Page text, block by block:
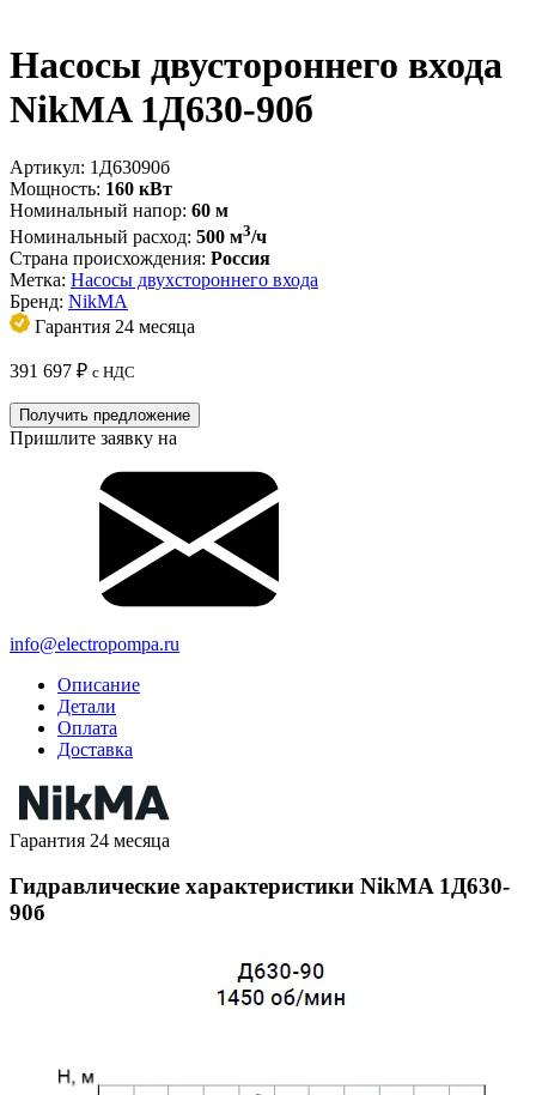
Насосы двустороннего входа
NikMA 1Д630-90б
Артикул: 1Д63090б
Мощность: 160 кВт
Номинальный напор: 60 м
Номинальный расход: 500 м3/ч
Страна происхождения: Россия
Метка: Насосы двухстороннего входа
Бренд: NikMA
Гарантия 24 месяца
391 697 ₽ с НДС
Получить предложение
Пришлите заявку на
info@electropompa.ru
Описание
Детали
Оплата
Доставка
Гарантия 24 месяца
Гидравлические характеристики NikMA 1Д630-
90б